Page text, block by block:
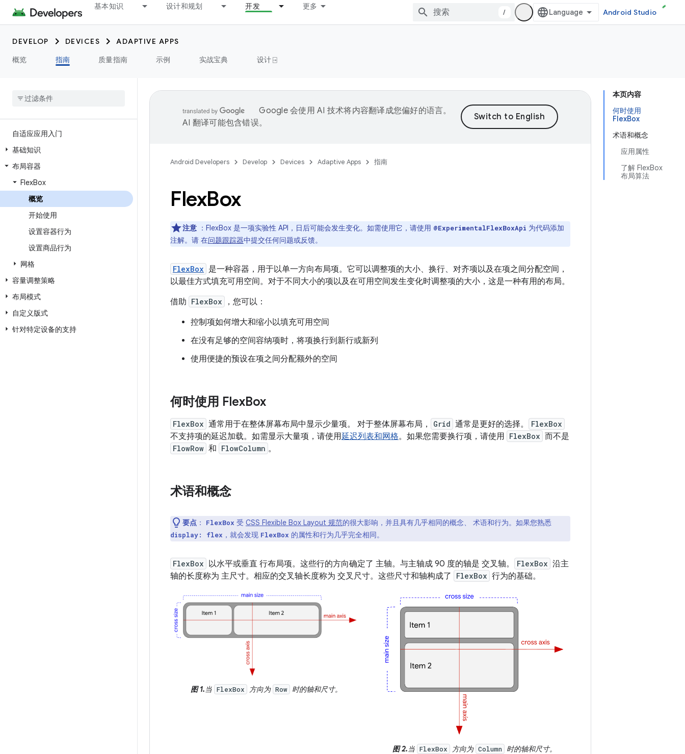
基本知识 设计和规划 开发 更多
/ Android Studio
DEVELOP DEVICES
ADAPTIVE APPS
概览
指南 质量指南 示例 实战宝典 设计 ⍈
自适应应用入门
基础知识
布局容器
FlexBox
概览
开始使用
设置容器行为
设置商品行为
网格
容量调整策略
布局模式
自定义版式
针对特定设备的支持
本页内容
何时使用
FlexBox
术语和概念
应用属性
了解 FlexBox
布局算法
Google 会使用 AI 技术将内容翻译成您偏好的语言。
AI 翻译可能包含错误。
Android Developers Develop Devices Adaptive Apps 指南
FlexBox
注意 ：FlexBox 是一项实验性 API，日后可能会发生变化。如需使用它，请使用 @ExperimentalFlexBoxApi 为代码添加
注解。请 在问题跟踪器中提交任何问题或反馈。
FlexBox 是一种容器，用于以单一方向布局项。它可以调整项的大小、换行、对齐项以及在项之间分配空间，
以最佳方式填充可用空间。对于不同大小的项以及在可用空间发生变化时调整项的大小，这是一种有用的布局。
借助 FlexBox
，您可以：
控制项如何增大和缩小以填充可用空间
在没有足够的空间容纳项时，将项换行到新行或新列
使用便捷的预设在项之间分配额外的空间
何时使用 FlexBox
FlexBox 通常用于在整体屏幕布局中显示少量项。 对于整体屏幕布局， Grid 通常是更好的选择。 FlexBox
不支持项的延迟加载。如需显示大量项，请使用延迟列表和网格。如果您需要换行项，请使用 FlexBox 而不是
FlowRow 和 FlowColumn 。
术语和概念
要点 ： FlexBox 受 CSS Flexible Box Layout 规范的很大影响，并且具有几乎相同的概念、 术语和行为。如果您熟悉
display: flex ，就会发现 FlexBox 的属性和行为几乎完全相同。
FlexBox 以水平或垂直 行布局项。这些行的方向确定了 主轴。与主轴成 90 度的轴是 交叉轴。 FlexBox 沿主
轴的长度称为 主尺寸。相应的交叉轴长度称为 交叉尺寸。这些尺寸和轴构成了 FlexBox 行为的基础。
图 1.当 FlexBox 方向为 Row 时的轴和尺寸。
图 2.当 FlexBox 方向为 Column 时的轴和尺寸。